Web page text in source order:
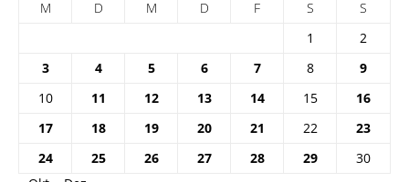
M
D M D F S
S
1
2
3
4 5 6 7 8
9
10
11 12 13 14 15
16
17
18 19 20 21 22
23
24
25 26 27 28 29
30